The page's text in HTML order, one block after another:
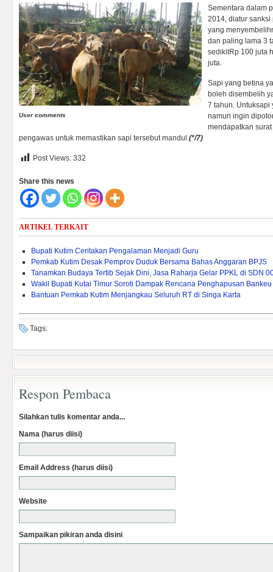
User comments
Sementara dalam
2014, diatur
yang
dan paling lama 3
sedikitRp 100 juta
juta.
Sapi yang betina
boleh disembelih
7 tahun. Untuksapi
namun ingin
mendapatkan
pengawas untuk memastikan sapi tersebut mandul.(*/7)
Post Views: 332
Share this news
ARTIKEL TERKAIT
Bupati Kutim Ceritakan Pengalaman Menjadi Guru
Pemkab Kutim Desak Pemprov Duduk Bersama Bahas Anggaran BPJS
Tanamkan Budaya Tertib Sejak Dini, Jasa Raharja Gelar PPKL di SDN
Wakil Bupati Kutai Timur Soroti Dampak Rencana Penghapusan
Bantuan Pemkab Kutim Menjangkau Seluruh RT di Singa Karta
Tags:
Respon Pembaca
Silahkan tulis komentar anda...
Nama (harus diisi)
Email Address (harus diisi)
Website
Sampaikan pikiran anda disini